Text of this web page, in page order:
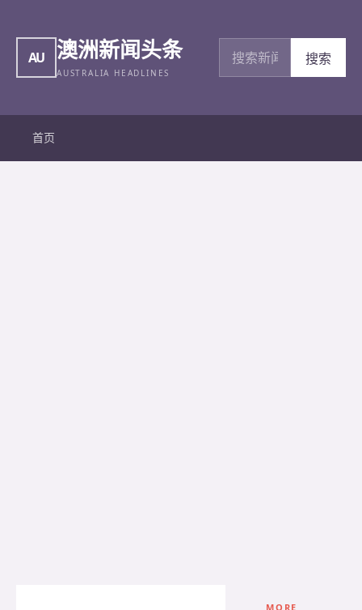
AU 澳洲新闻头条
AUSTRALIA HEADLINES
搜索新闻
搜索
首页
MORE